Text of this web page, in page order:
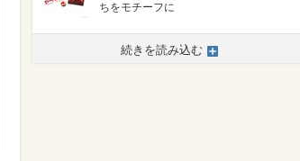
ちをモチーフに
続きを読み込む